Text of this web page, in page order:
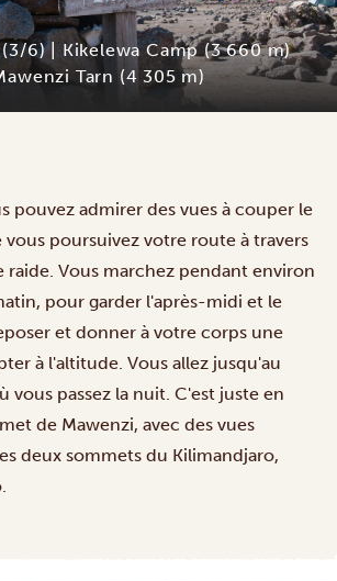
6) | Kikelewa Camp (3 660 m)
Tarn (4 305 m)
pouvez admirer des vues à couper le
vous poursuivez votre route à travers
Vous marchez pendant environ
pour garder l'après-midi et le
et donner à votre corps une
à l'altitude. Vous allez jusqu'au
vous passez la nuit. C'est juste en
de Mawenzi, avec des vues
deux sommets du Kilimandjaro,